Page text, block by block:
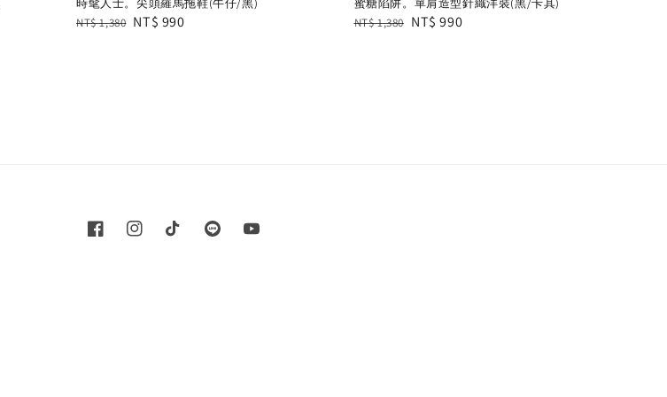
Regular
NT$ 1,380 Sale
NT$ 990
Regular
NT$ 1,380 Sale
NT$ 990